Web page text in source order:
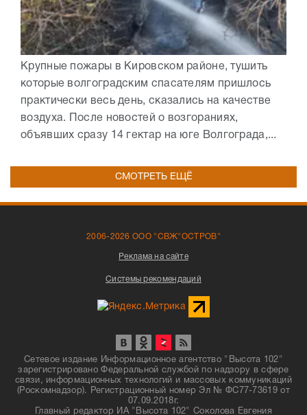
Крупные пожары в Кировском районе, тушить
которые волгоградским спасателям пришлось
практически весь день, сказались на качестве
воздуха. После новостей о возгораниях,
объявших сразу 14 гектар на юге Волгограда,...
СМОТРЕТЬ ЕЩЁ
2006-2026 ООО "СВЖ"ОСТРОВ"
Реклама на сайте
Системы рекомендаций
Сетевое издание Информационное агентство "Высота 102"
зарегистрировано Федеральной службой по надзору в сфере
связи, информационных технологий и массовых коммуникаций
(Роскомнадзор). Регистрационный номер Эл № ФС77-73619 от
07.09.2018г.
Главный редактор ИА "Высота 102" Соколова Евгения